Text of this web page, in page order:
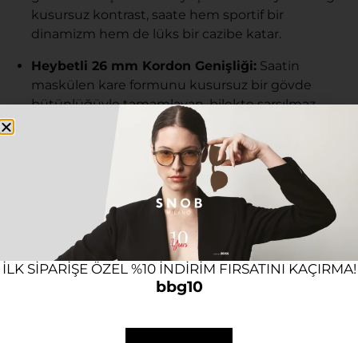
kusursuz kontrast, saate hem sportif bir
dinamizm hem de lüks bir cazibe katar.
Heybetli 26 mm Kordon Genişliği: Saatin
maskülen kare formunu kusursuz bir gövde
bütünlüğüyle tamamlayan, bilekte sarsılmaz,
dengeli ve oldukça güçlü bir duruş sergileyen 26
mm genişliğinde premium çelik kordon.
Maksimalist ve İddialı Boyutlar:
45 mm kare
kasa çapı, köşeli formun getirdiği geniş kadran
yüzeyiyle birleşerek serinin en hacimli, cesur ve
ben buradayım diyen modellerinden biri olarak
öne çıkar.
Fonksiyonel Takvim Göstergesi:
ILK SIPARIŞE ÖZEL %10 INDIRIM FIRSATINI KAÇIRMA!
bbg10